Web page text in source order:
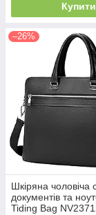
Купити
–26%
Шкіряна чоловіча
документів та
Tiding Bag